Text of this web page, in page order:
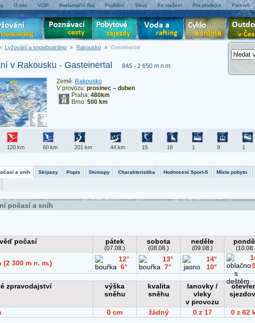
O nás VOP Reklamační řád Pojištění Slevy Ke stažení Pro prodejce Partneři
Lyžování a snowboarding » Rakousko » Gasteinertal
v Rakousku - Gasteinertal 845 - 2 650 m n.m.
Země: Rakousko
V provozu: prosinec – duben
Praha: 480km
Brno: 500 km
120 km 60 km 201 km 44 km 15 18 1 9 1
a sníh Skipasy Popis Skimapy Charakteristika Hodnocení Sport-S Místa pobytu
počasí a sníh